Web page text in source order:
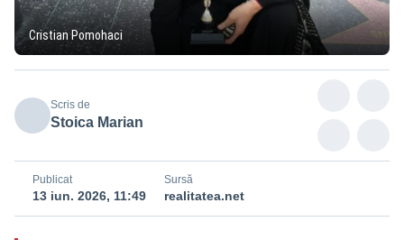
Cristian Pomohaci
Scris de
Stoica Marian
Publicat
13 iun. 2026, 11:49
Sursă
realitatea.net